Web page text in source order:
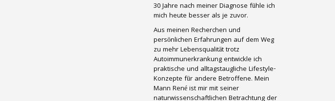
30 Jahre nach meiner Diagnose fühle ich
mich heute besser als je zuvor.
Aus meinen Recherchen und
persönlichen Erfahrungen auf dem Weg
zu mehr Lebensqualität trotz
Autoimmunerkrankung entwickle ich
praktische und alltagstaugliche Lifestyle-
Konzepte für andere Betroffene. Mein
Mann René ist mir mit seiner
naturwissenschaftlichen Betrachtung der